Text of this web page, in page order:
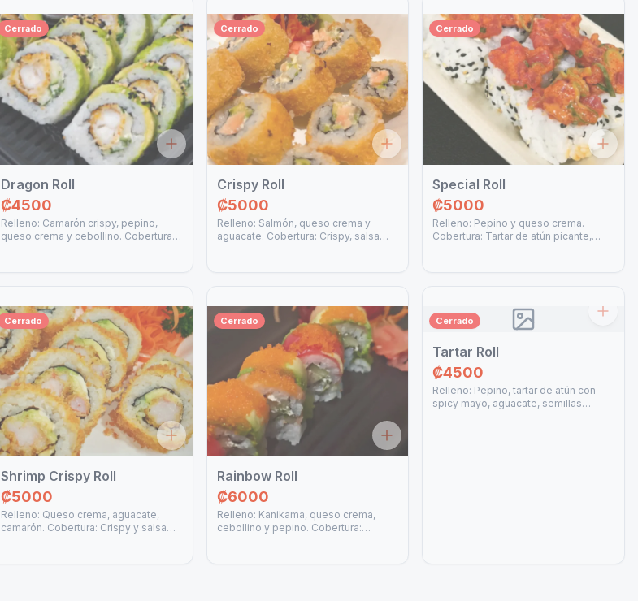
Cerrado
Dragon Roll
₡4500
Relleno: Camarón crispy, pepino,
queso crema y cebollino. Cobertura:
Cerrado
Crispy Roll
₡5000
Relleno: Salmón, queso crema y
aguacate. Cobertura: Crispy, salsa
Cerrado
Special Roll
₡5000
Relleno: Pepino y queso crema.
Cobertura: Tartar de atún picante,
Cerrado
Shrimp Crispy Roll
₡5000
Relleno: Queso crema, aguacate,
camarón. Cobertura: Crispy y salsa
Cerrado
Rainbow Roll
₡6000
Relleno: Kanikama, queso crema,
cebollino y pepino. Cobertura:
Cerrado
Tartar Roll
₡4500
Relleno: Pepino, tartar de atún con
spicy mayo, aguacate, semillas